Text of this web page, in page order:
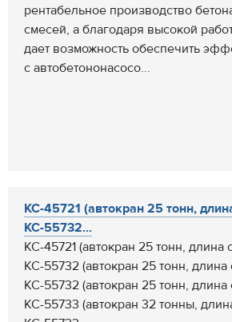
рентабельное производство
смесей, а благодаря высокой
дает возможность обеспечить
с автобетононасосо...
КС-45721 (автокран 25 тонн,
КС-55732...
КС-45721 (автокран 25 тонн, длина
КС-55732 (автокран 25 тонн, длина
КС-55732 (автокран 25 тонн, длина
КС-55733 (автокран 32 тонны,